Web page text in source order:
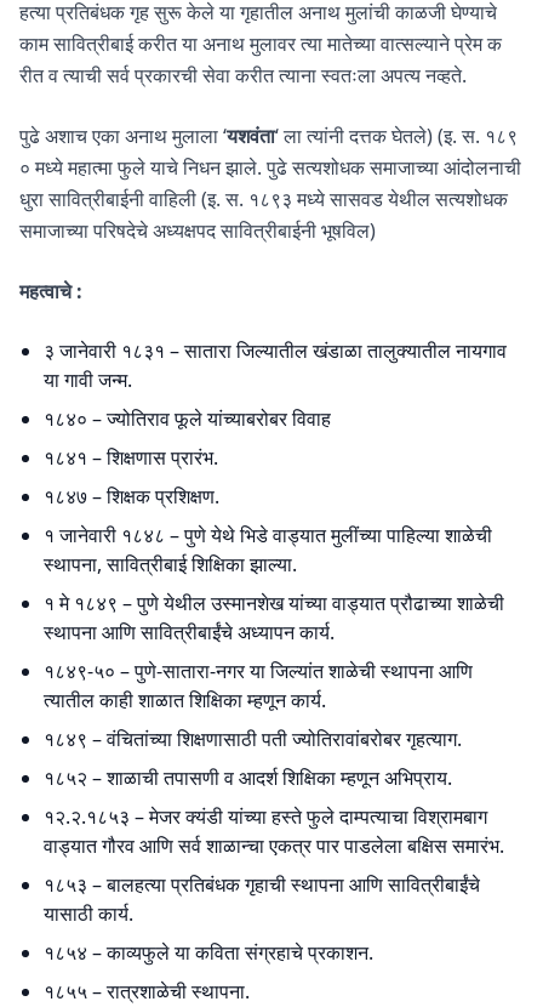
हत्या प्रतिबंधक गृह सुरू केले या गृहातील अनाथ मुलांची काळजी घेण्याचे
काम सावित्रीबाई करीत या अनाथ मुलावर त्या मातेच्या वात्सल्याने प्रेम क
रीत व त्याची सर्व प्रकारची सेवा करीत त्याना स्वतःला अपत्य नव्हते.
पुढे अशाच एका अनाथ मुलाला ‘यशवंता‘ ला त्यांनी दत्तक घेतले) (इ. स. १८९
० मध्ये महात्मा फुले याचे निधन झाले. पुढे सत्यशोधक समाजाच्या आंदोलनाची
धुरा सावित्रीबाईनी वाहिली (इ. स. १८९३ मध्ये सासवड येथील सत्यशोधक
समाजाच्या परिषदेचे अध्यक्षपद सावित्रीबाईनी भूषविल)
महत्वाचे :
३ जानेवारी १८३१ – सातारा जिल्यातील खंडाळा तालुक्यातील नायगाव
या गावी जन्म.
१८४० – ज्योतिराव फूले यांच्याबरोबर विवाह
१८४१ – शिक्षणास प्रारंभ.
१८४७ – शिक्षक प्रशिक्षण.
१ जानेवारी १८४८ – पुणे येथे भिडे वाड्यात मुलींच्या पाहिल्या शाळेची
स्थापना, सावित्रीबाई शिक्षिका झाल्या.
१ मे १८४९ – पुणे येथील उस्मानशेख यांच्या वाड्यात प्रौढाच्या शाळेची
स्थापना आणि सावित्रीबाईंचे अध्यापन कार्य.
१८४९-५० – पुणे-सातारा-नगर या जिल्यांत शाळेची स्थापना आणि
त्यातील काही शाळात शिक्षिका म्हणून कार्य.
१८४९ – वंचितांच्या शिक्षणासाठी पती ज्योतिरावांबरोबर गृहत्याग.
१८५२ – शाळाची तपासणी व आदर्श शिक्षिका म्हणून अभिप्राय.
१२.२.१८५३ – मेजर क्यंडी यांच्या हस्ते फुले दाम्पत्याचा विश्रामबाग
वाड्यात गौरव आणि सर्व शाळान्चा एकत्र पार पाडलेला बक्षिस समारंभ.
१८५३ – बालहत्या प्रतिबंधक गृहाची स्थापना आणि सावित्रीबाईंचे
यासाठी कार्य.
१८५४ – काव्यफुले या कविता संग्रहाचे प्रकाशन.
१८५५ – रात्रशाळेची स्थापना.